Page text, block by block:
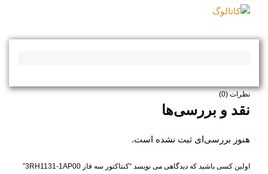
نظرات (0)
نقد و بررسی‌ها
هنوز بررسی‌ای ثبت نشده است.
اولین کسی باشید که دیدگاهی می نویسد “کنتاکتور سه فاز 3RH1131-1AP00”